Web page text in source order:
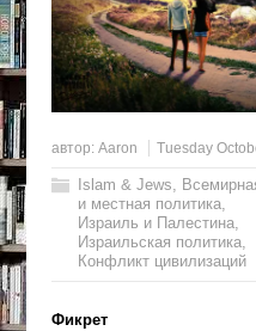
автор: Aaron Tuesday
Islam & Jews,
и местная политика,
Израиль и Палестина,
Израильская политика,
Конфликт цивилизаций
Фикрет